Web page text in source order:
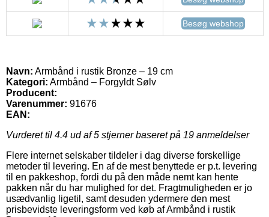
Besøg webshop
Navn: Armbånd i rustik Bronze – 19 cm
Kategori: Armbånd – Forgyldt Sølv
Producent:
Varenummer: 91676
EAN:
Vurderet til 4.4 ud af 5 stjerner baseret på 19 anmeldelser
Flere internet selskaber tildeler i dag diverse forskellige
metoder til levering. En af de mest benyttede er p.t. levering
til en pakkeshop, fordi du på den måde nemt kan hente
pakken når du har mulighed for det. Fragtmuligheden er jo
usædvanlig ligetil, samt desuden ydermere den mest
prisbevidste leveringsform ved køb af Armbånd i rustik